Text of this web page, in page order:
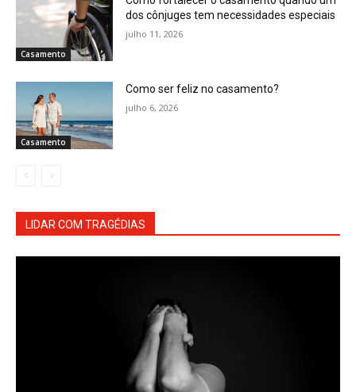
Casamento
dos cônjuges tem necessidades especiais
julho 11, 2026
Casamento
Como ser feliz no casamento?
julho 6, 2026
LIDAR COM TRAGÉDIAS